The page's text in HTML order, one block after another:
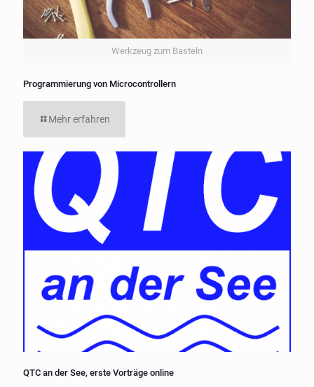
Werkzeug zum Basteln
Programmierung von Microcontrollern
Mehr erfahren
QTC an der See, erste Vorträge online